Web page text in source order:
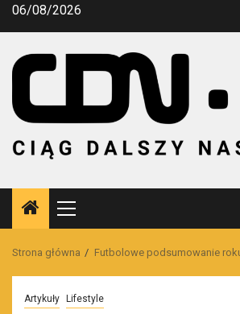
Przejdź
06/08/2026
Menu
główne
Strona główna Futbolowe podsumowanie
Artykuły Lifestyle